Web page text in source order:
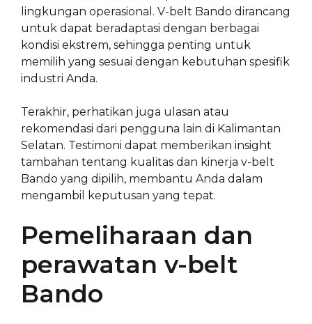
lingkungan operasional. V-belt Bando dirancang
untuk dapat beradaptasi dengan berbagai
kondisi ekstrem, sehingga penting untuk
memilih yang sesuai dengan kebutuhan spesifik
industri Anda.
Terakhir, perhatikan juga ulasan atau
rekomendasi dari pengguna lain di Kalimantan
Selatan. Testimoni dapat memberikan insight
tambahan tentang kualitas dan kinerja v-belt
Bando yang dipilih, membantu Anda dalam
mengambil keputusan yang tepat.
Pemeliharaan dan
perawatan v-belt
Bando